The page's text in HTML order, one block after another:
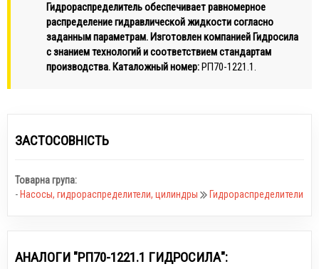
Гидрораспределитель обеспечивает равномерное
распределение гидравлической жидкости согласно
заданным параметрам. Изготовлен компанией Гидросила
с знанием технологий и соответствием стандартам
производства. Каталожный номер:РП70-1221.1.
ЗАСТОСОВНІСТЬ
Товарна група:
- Насосы, гидрораспределители, цилиндры Гидрораспределители
АНАЛОГИ "РП70-1221.1 ГИДРОСИЛА":